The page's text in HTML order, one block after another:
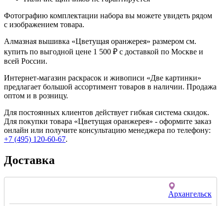
Фотографию комплектации набора вы можете увидеть рядом
с изображением товара.
Алмазная вышивка «Цветущая оранжерея» размером см.
купить по выгодной цене 1 500 ₽ с доставкой по Москве и
всей России.
Интернет-магазин раскрасок и живописи «Две картинки»
предлагает большой ассортимент товаров в наличии. Продажа
оптом и в розницу.
Для постоянных клиентов действует гибкая система скидок.
Для покупки товара «Цветущая оранжерея» - оформите заказ
онлайн или получите консультацию менеджера по телефону:
+7 (495) 120-60-67.
Доставка
Архангельск